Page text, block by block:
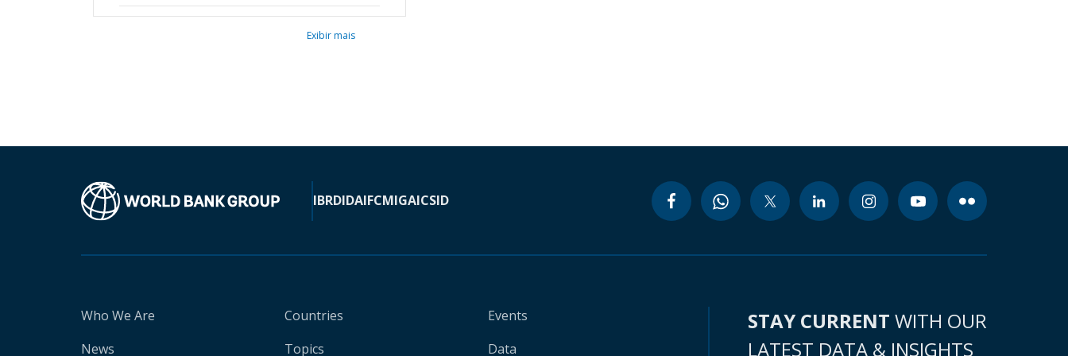
Exibir mais
IBRDIDAIFCMIGAICSID
Who We Are
News
Countries
Topics
Events
Data
STAY CURRENT WITH OUR
LATEST DATA & INSIGHTS